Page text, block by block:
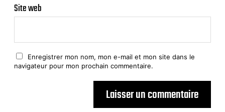
Site web
Enregistrer mon nom, mon e-mail et mon site dans le
navigateur pour mon prochain commentaire.